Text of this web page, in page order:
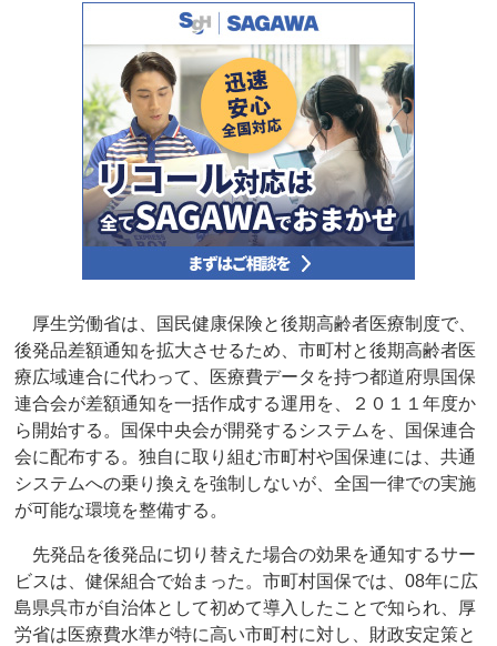
厚生労働省は、国民健康保険と後期高齢者医療制度で、
後発品差額通知を拡大させるため、市町村と後期高齢者医
療広域連合に代わって、医療費データを持つ都道府県国保
連合会が差額通知を一括作成する運用を、２０１１年度か
ら開始する。国保中央会が開発するシステムを、国保連合
会に配布する。独自に取り組む市町村や国保連には、共通
システムへの乗り換えを強制しないが、全国一律での実施
が可能な環境を整備する。
先発品を後発品に切り替えた場合の効果を通知するサー
ビスは、健保組合で始まった。市町村国保では、08年に広
島県呉市が自治体として初めて導入したことで知られ、厚
労省は医療費水準が特に高い市町村に対し、財政安定策と